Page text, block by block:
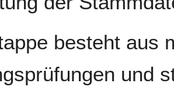
besteht aus
und